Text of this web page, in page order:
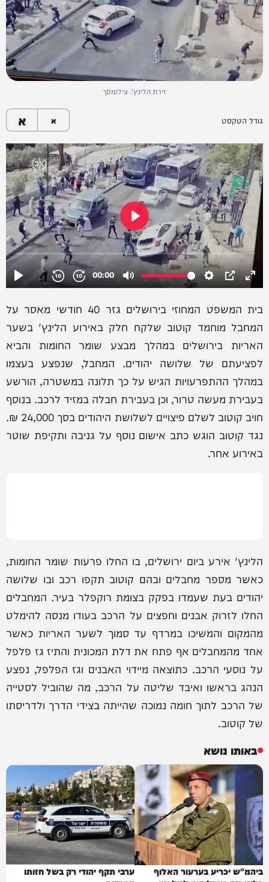
זירת הלינץ'. צילומסך
גודל הטקסט א א
בית המשפט המחוזי בירושלים גזר 40 חודשי מאסר על
המחבל מוחמד קוטוב שלקח חלק באירוע הלינץ' בשער
האריות בירושלים במהלך מבצע שומר החומות והביא
לפציעתם של שלושה יהודים. המחבל, שנפצע בעצמו
במהלך ההתפרעויות הגיש על כך תלונה במשטרה, הורשע
בעבירת מעשה טרור, וכן בעבירת חבלה במזיד לרכב. בנוסף
חויב קוטוב לשלם פיצויים לשלושת היהודים בסך 24,000 ₪.
נגד קוטוב הוגש כתב אישום נוסף על גניבה ותקיפת שוטר
באירוע אחר.
הלינץ' אירע ביום ירושלים, בו החלו פרעות שומר החומות,
כאשר מספר מחבלים ובהם קוטוב תקפו רכב ובו שלושה
יהודים בעת שעמדו בפקק בצומת רוקפלר בעיר. המחבלים
החלו לזרוק אבנים וחפצים על הרכב בעודו מנסה להימלט
מהמקום והמשיכו במרדף עד סמוך לשער האריות כאשר
אחד מהמחבלים אף פתח את דלת המכונית והתיז גז פלפל
על נוסעי הרכב. כתוצאה מיידוי האבנים וגז הפלפל, נפצע
הנהג בראשו ואיבד שליטה על הרכב, מה שהוביל לסטייה
של הרכב לתוך חומה נמוכה שהייתה בצידי הדרך ולדריסתו
של קוטוב.
באותו נושא
ביהמ"ש יכריע בערעור האלוף
ערבי תקף יהודי רק בשל חזותו